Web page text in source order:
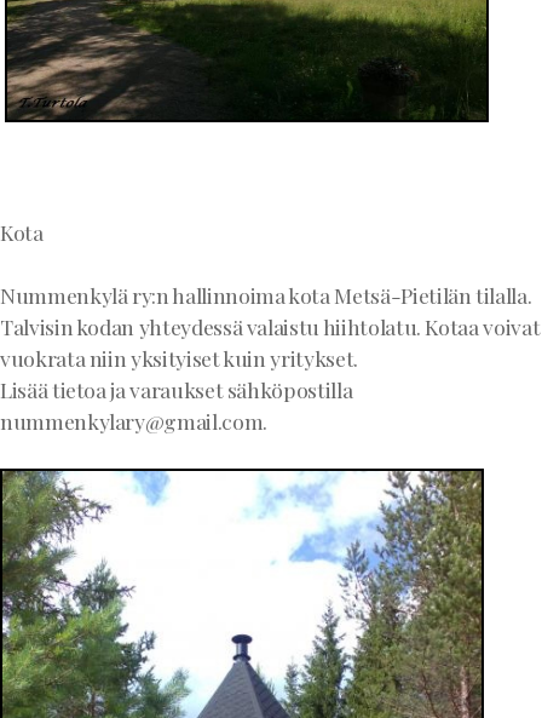
Kota
Nummenkylä ry:n hallinnoima kota Metsä-Pietilän tilalla.
Talvisin kodan yhteydessä valaistu hiihtolatu. Kotaa voivat
vuokrata niin yksityiset kuin yritykset.
Lisää tietoa ja varaukset sähköpostilla
nummenkylary@gmail.com.